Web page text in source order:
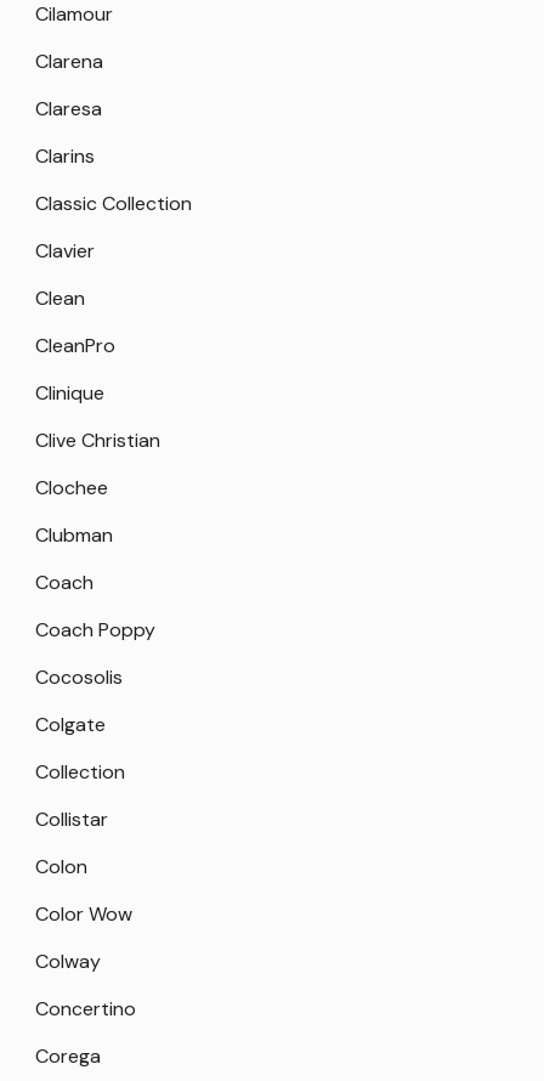
Cilamour
Clarena
Claresa
Clarins
Classic Collection
Clavier
Clean
CleanPro
Clinique
Clive Christian
Clochee
Clubman
Coach
Coach Poppy
Cocosolis
Colgate
Collection
Collistar
Colon
Color Wow
Colway
Concertino
Corega